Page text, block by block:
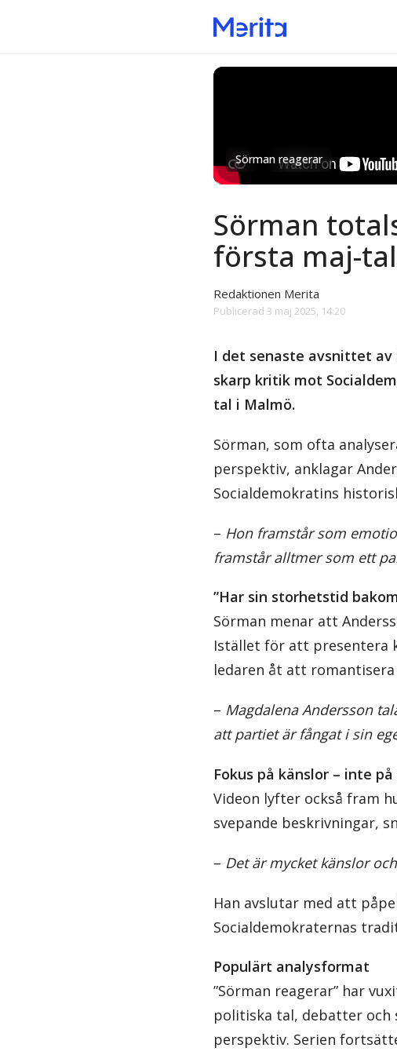
Sörman reagerar
Sörman
första maj-
Redaktionen Merita
Publicerad 3 maj 2025, 14:20
I det senaste avsnittet av
skarp kritik mot
tal i Malmö.
Sörman, som ofta
perspektiv, anklagar
Socialdemokratins
– Hon framstår som
framstår alltmer som ett
”Har sin storhetstid
Sörman menar att
Istället för att presentera
ledaren åt att
– Magdalena Andersson
att partiet är fångat i sin
Fokus på känslor – inte
Videon lyfter också fram
svepande beskrivningar,
– Det är mycket känslor
Han avslutar med att
Socialdemokraternas
Populärt analysformat
”Sörman reagerar” har
politiska tal, debatter
perspektiv. Serien